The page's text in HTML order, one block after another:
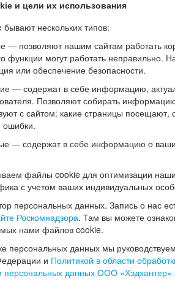
и цели их использования
нескольких типов:
— позволяют нашим сайтам работать
функции могут работать неправильно.
или обеспечение безопасности.
— содержат в себе информацию,
Позволяют собирать
с сайтом: какие страницы посещают,
ошибки.
— содержат в себе информацию о
файлы cookie для оптимизации
с учетом ваших индивидуальных
персональных данных. Запись о нас
Роскомнадзора. Там вы можете
нами файлов cookie.
персональных данных мы
и Политикой в области
персональных данных ООО «Хэдхантер»